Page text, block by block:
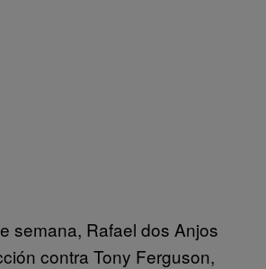
semana, Rafael dos Anjos
contra Tony Ferguson,